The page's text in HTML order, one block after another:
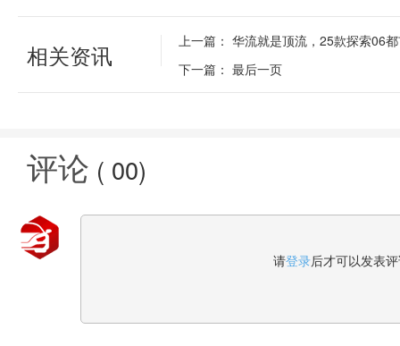
相关资讯 上一篇： 华流就是顶流，25款探索06
下一篇： 最后一页
评论 ( 00)
请登录后才可以发表